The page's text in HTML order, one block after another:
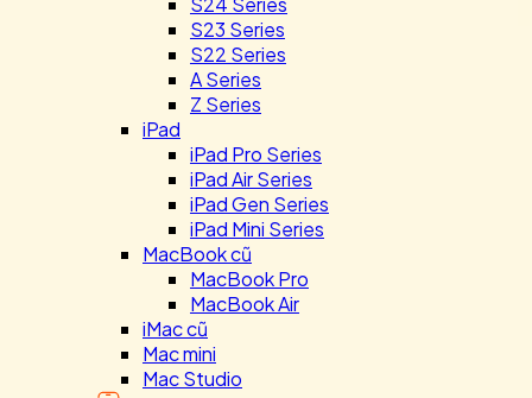
S23 Series
S22 Series
A Series
Z Series
iPad
iPad Pro Series
iPad Air Series
iPad Gen Series
iPad Mini Series
MacBook cũ
MacBook Pro
MacBook Air
iMac cũ
Mac mini
Mac Studio